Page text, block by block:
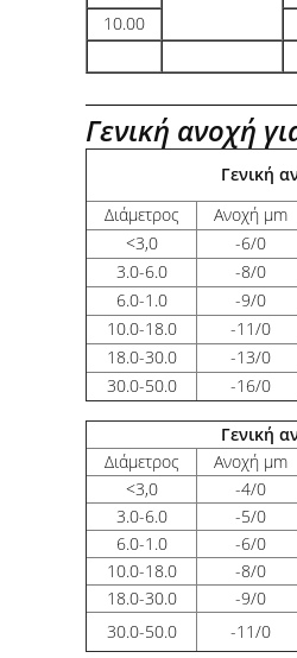
10.00
Γενική ανοχή
Γενική
Διάμετρος
Ανοχή μm
<3,0 -6/0
3.0-6.0
-8/0
6.0-1.0
-9/0
10.0-18.0
-11/0
18.0-30.0
-13/0
30.0-50.0
-16/0
Γενική
Διάμετρος
Ανοχή μm
<3,0 -4/0
3.0-6.0
-5/0
6.0-1.0
-6/0
10.0-18.0
-8/0
18.0-30.0
-9/0
30.0-50.0
-11/0